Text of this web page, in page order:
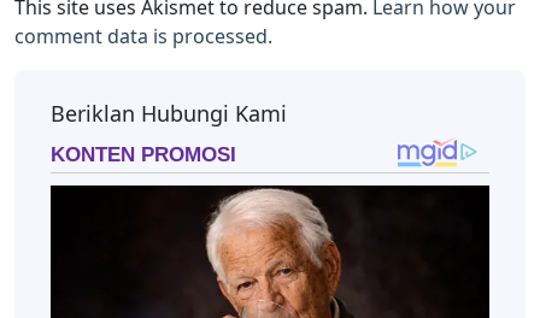
This site uses Akismet to reduce spam. Learn how your
comment data is processed.
Beriklan Hubungi Kami